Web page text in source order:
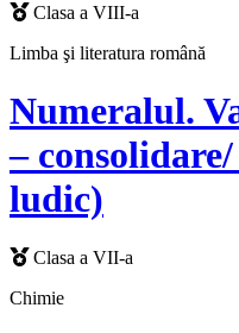
Clasa a VIII-a
Limba şi literatura română
Numeralul.
–
ludic)
Clasa a VII-a
Chimie